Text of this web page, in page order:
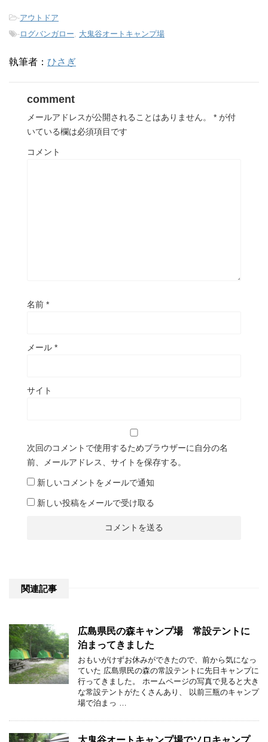
-アウトドア
-ログバンガロー 大鬼谷オートキャンプ場
執筆者： ひさぎ
comment
メールアドレスが公開されることはありません。 * が付
いている欄は必須項目です
コメント
名前 *
メール *
サイト
次回のコメントで使用するためブラウザーに自分の名
前、メールアドレス、サイトを保存する。
新しいコメントをメールで通知
新しい投稿をメールで受け取る
関連記事
広島県民の森キャンプ場 常設テントに
泊まってきました
おもいがけずお休みができたので、前から気になっ
ていた 広島県民の森の常設テントに先日キャンプに
行ってきました。 ホームページの写真で見ると大き
な常設テントがたくさんあり、 以前三瓶のキャンプ
場で泊まっ …
大鬼谷オートキャンプ場でソロキャンプ